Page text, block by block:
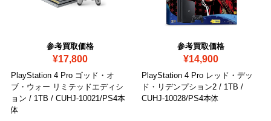
参考買取価格
¥17,800
PlayStation 4 Pro ゴッド・オ
ブ・ウォー リミテッドエディシ
ョン / 1TB / CUHJ-10021/PS4本
体
参考買取価格
¥14,900
PlayStation 4 Pro レッド・デッ
ド・リデンプション2 / 1TB /
CUHJ-10028/PS4本体